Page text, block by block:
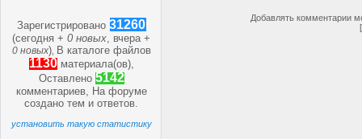
Зарегистрировано 31260
(сегодня +0 новых, вчера +
0 новых) В каталоге файлов
1130 материала(ов),
Оставлено 5142
комментариев, На форуме
созданотем иответов.
установить такую статистику
Добавлять комментарии